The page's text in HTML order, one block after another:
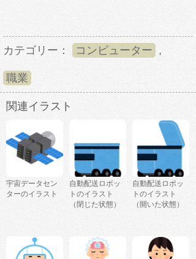
カテゴリー： コンピューター ,
職業
関連イラスト
宇宙データセン
ターのイラスト
自動配送ロボッ
トのイラスト
（閉じた状態）
自動配送ロボッ
トのイラスト
（開いた状態）